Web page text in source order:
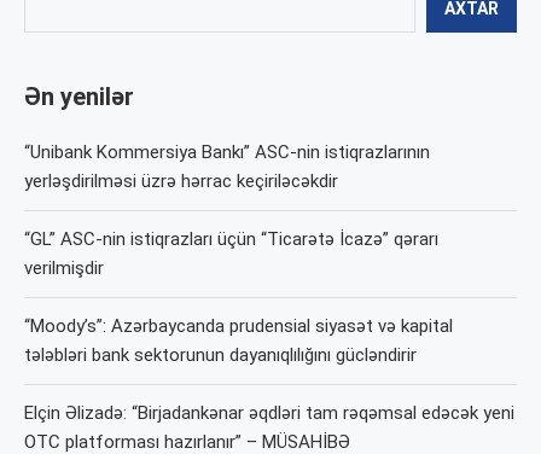
AXTAR
Ən yenilər
“Unibank Kommersiya Bankı” ASC-nin istiqrazlarının
yerləşdirilməsi üzrə hərrac keçiriləcəkdir
“GL” ASC-nin istiqrazları üçün “Ticarətə İcazə” qərarı
verilmişdir
“Moody’s”: Azərbaycanda prudensial siyasət və kapital
tələbləri bank sektorunun dayanıqlılığını gücləndirir
Elçin Əlizadə: “Birjadankənar əqdləri tam rəqəmsal edəcək yeni
OTC platforması hazırlanır” – MÜSAHİBƏ